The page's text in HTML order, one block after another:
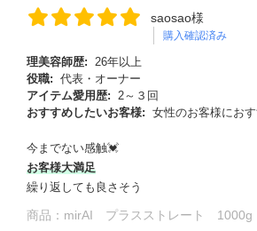
saosao様
購入確認済み
理美容師歴:
26年以上
役職: 代表・オーナー
アイテム愛用歴:
2～３回
おすすめしたいお客様: 女性のお客様にお
今までない感触💓
お客様大満足
繰り返しても良さそう
商品： mirAI プラスストレート 1000g